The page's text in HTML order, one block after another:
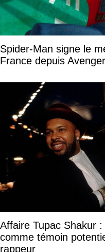
Spider-Man signe le
France depuis
Affaire Tupac Shakur
comme témoin
rappeur